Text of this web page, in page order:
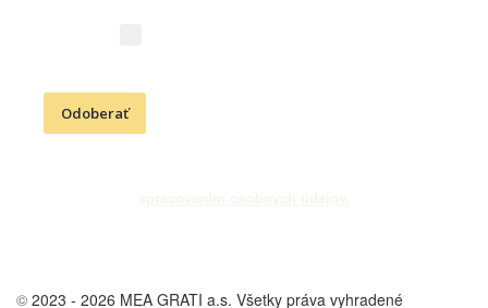
Odoberať
© 2023 - 2026 MEA GRATI a.s. Všetky práva vyhradené